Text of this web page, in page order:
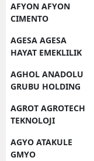
AFYON AFYON
CIMENTO
AGESA AGESA
HAYAT EMEKLILIK
AGHOL ANADOLU
GRUBU HOLDING
AGROT AGROTECH
TEKNOLOJI
AGYO ATAKULE
GMYO